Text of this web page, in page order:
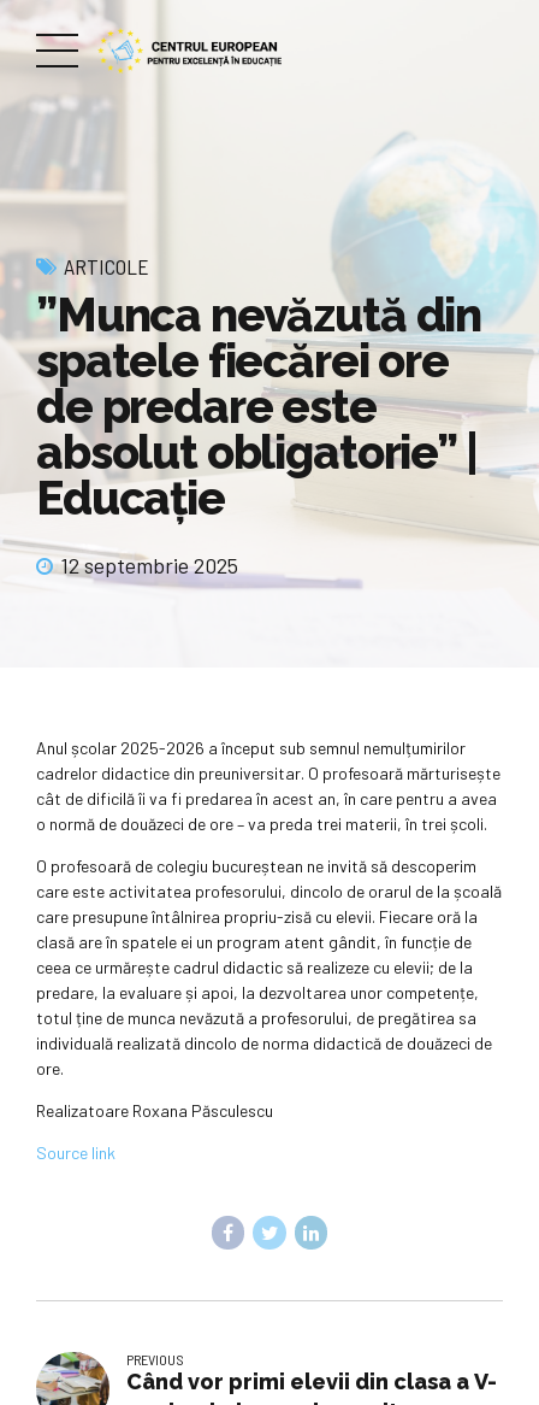
ARTICOLE
”Munca nevăzută din
spatele fiecărei ore
de predare este
absolut obligatorie” |
Educație
12 septembrie 2025
Anul școlar 2025-2026 a început sub semnul nemulțumirilor
cadrelor didactice din preuniversitar. O profesoară mărturisește
cât de dificilă îi va fi predarea în acest an, în care pentru a avea
o normă de douăzeci de ore – va preda trei materii, în trei școli.
O profesoară de colegiu bucureștean ne invită să descoperim
care este activitatea profesorului, dincolo de orarul de la școală
care presupune întâlnirea propriu-zisă cu elevii. Fiecare oră la
clasă are în spatele ei un program atent gândit, în funcție de
ceea ce urmărește cadrul didactic să realizeze cu elevii; de la
predare, la evaluare și apoi, la dezvoltarea unor competențe,
totul ține de munca nevăzută a profesorului, de pregătirea sa
individuală realizată dincolo de norma didactică de douăzeci de
ore.
Realizatoare Roxana Păsculescu
Source link
PREVIOUS
Când vor primi elevii din clasa a V-